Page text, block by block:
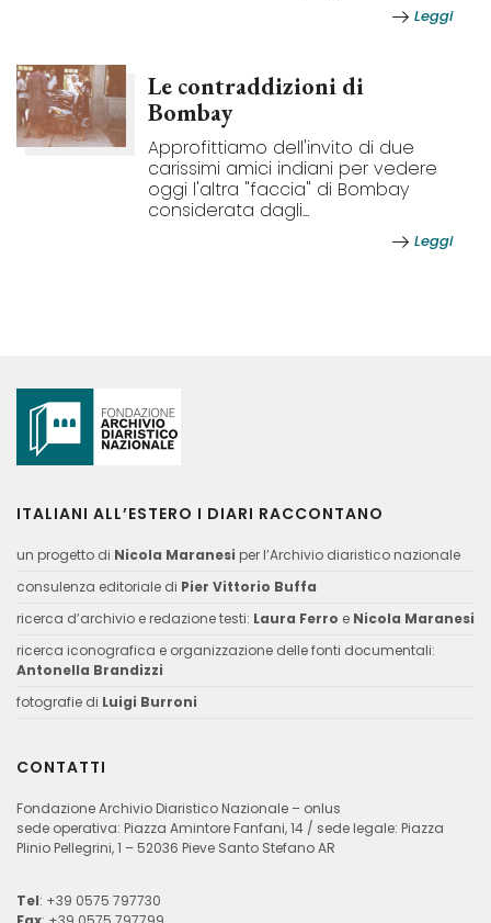
Leggi
Le contraddizioni di
Bombay
Approfittiamo dell'invito di due
carissimi amici indiani per vedere
oggi l'altra "faccia" di Bombay
considerata dagli...
Leggi
ITALIANI ALL’ESTERO I DIARI RACCONTANO
un progetto di Nicola Maranesi per l’Archivio diaristico nazionale
consulenza editoriale di Pier Vittorio Buffa
ricerca d’archivio e redazione testi: Laura Ferro e Nicola Maranesi
ricerca iconografica e organizzazione delle fonti documentali:
Antonella Brandizzi
fotografie di Luigi Burroni
CONTATTI
Fondazione Archivio Diaristico Nazionale – onlus
sede operativa: Piazza Amintore Fanfani, 14 / sede legale: Piazza
Plinio Pellegrini, 1 – 52036 Pieve Santo Stefano AR
Tel: +39 0575 797730